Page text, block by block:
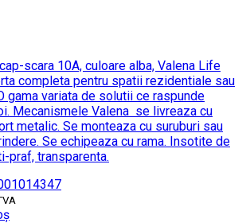
scara 10A, culoare alba, Valena Life
completa pentru spatii rezidentiale sau
gama variata de solutii ce raspunde
Mecanismele Valena se livreaza cu
metalic. Se monteaza cu suruburi sau
Se echipeaza cu rama. Insotite de
praf, transparenta.